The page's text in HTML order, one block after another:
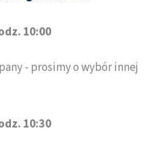
10:00
- prosimy o wybór innej
10:30